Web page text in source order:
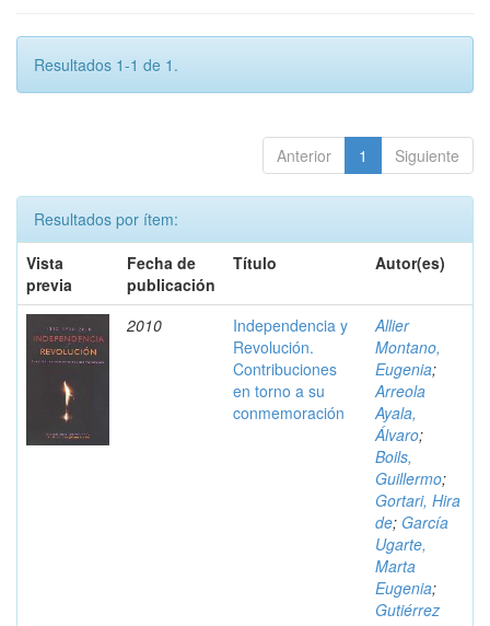
Resultados 1-1 de 1.
Anterior 1 Siguiente
Resultados por ítem:
Vista
previa
Fecha de
publicación
Título Autor(es)
2010
Independencia y
Revolución.
Contribuciones
en torno a su
conmemoración
Allier
Montano,
Eugenia;
Arreola
Ayala,
Álvaro;
Boils,
Guillermo;
Gortari, Hira
de; García
Ugarte,
Marta
Eugenia;
Gutiérrez